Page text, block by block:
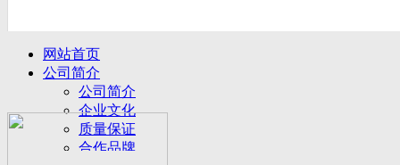
网站首页
公司简介
公司简介
企业文化
质量保证
合作品牌